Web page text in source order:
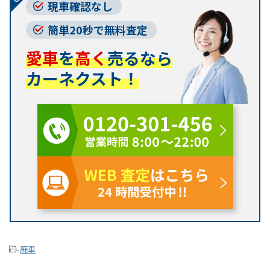
現車確認なし
簡単20秒で無料査定
愛車を高く売るなら
カーネクスト！
-廃車